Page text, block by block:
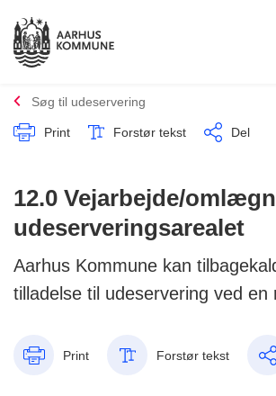
Søg til udeservering
Print Forstør tekst Del
12.0 Vejarbejde/
udeserveringsarealet
Aarhus Kommune kan
tilladelse til udeservering ved
Print Forstør tekst